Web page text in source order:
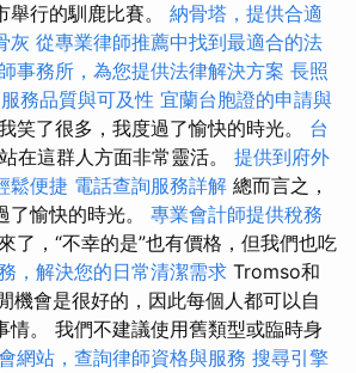
舉行的馴鹿比賽。 納骨塔，提供合適
灰 從專業律師推薦中找到最適合的法
事務所，為您提供法律解決方案 長照
務品質與可及性 宜蘭台胞證的申請與
笑了很多，我度過了愉快的時光。 台
在這群人方面非常靈活。 提供到府外
鬆便捷 電話查詢服務詳解 總而言之，
了愉快的時光。 專業會計師提供稅務
了，“不幸的是”也有價格，但我們也吃
，解決您的日常清潔需求 Tromso和
機會是很好的，因此每個人都可以自
情。 我們不建議使用舊類型或臨時身
網站，查詢律師資格與服務 搜尋引擎